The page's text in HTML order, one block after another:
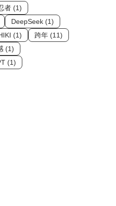
者 (1)
DeepSeek (1)
(1)
跨年 (11)
(1)
(1)